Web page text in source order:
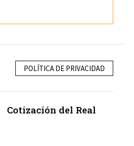
POLÍTICA DE PRIVACIDAD
Cotización del Real